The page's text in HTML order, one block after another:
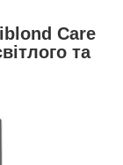
Care
та